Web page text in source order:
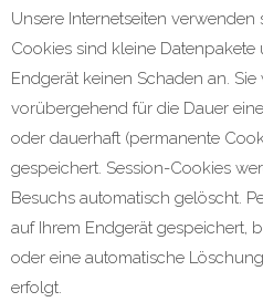
Unsere Internetseiten verwenden
Cookies sind kleine Datenpakete
Endgerät keinen Schaden an.
vorübergehend für die Dauer
oder dauerhaft (permanente
gespeichert. Session-Cookies
Besuchs automatisch gelöscht.
auf Ihrem Endgerät gespeichert,
oder eine automatische
erfolgt.